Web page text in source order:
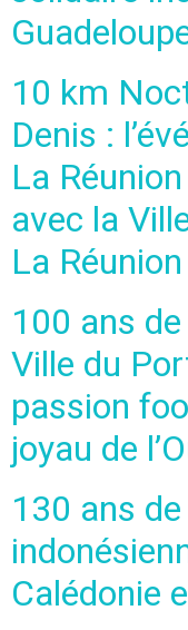
10 km
Denis :
La
avec la
La Réunion
100 ans
Ville du
passion
joyau de
130 ans
Calédonie